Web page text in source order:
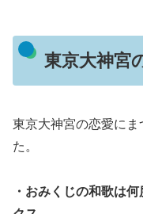
東京大神宮
東京大神宮の恋愛に
た。
・おみくじの和歌は